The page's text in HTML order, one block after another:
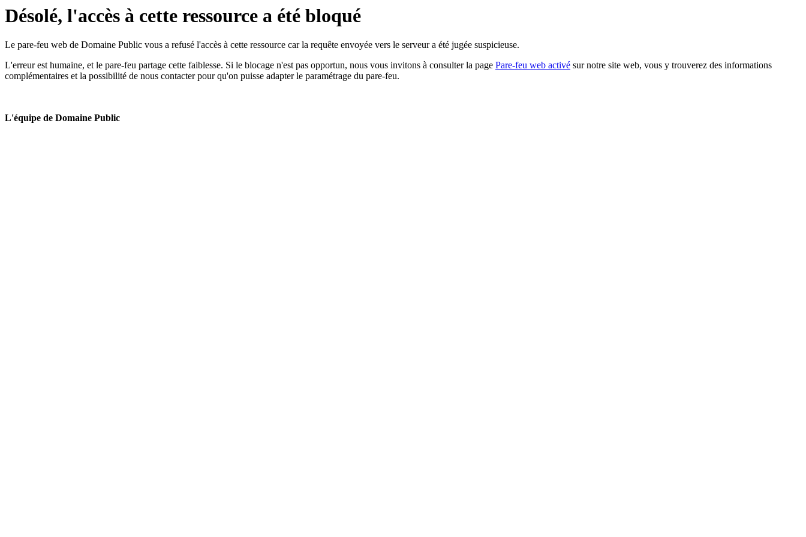
Désolé, l'accès à cette ressource a été bloqué
Le pare-feu web de Domaine Public vous a refusé l'accès à cette ressource car la requête envoyée vers le serveur a été jugée suspicieuse.
L'erreur est humaine, et le pare-feu partage cette faiblesse. Si le blocage n'est pas opportun, nous vous invitons à consulter la page Pare-feu web activé sur notre site web, vous y trouverez des informations
complémentaires et la possibilité de nous contacter pour qu'on puisse adapter le paramétrage du pare-feu.
L'équipe de Domaine Public